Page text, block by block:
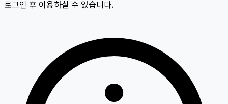
로그인 후 이용하실 수 있습니다.